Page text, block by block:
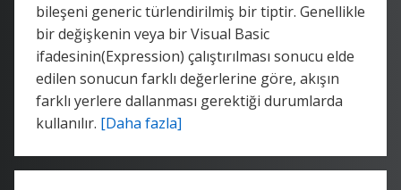
bileşeni generic türlendirilmiş bir tiptir. Genellikle
bir değişkenin veya bir Visual Basic
ifadesinin(Expression) çalıştırılması sonucu elde
edilen sonucun farklı değerlerine göre, akışın
farklı yerlere dallanması gerektiği durumlarda
kullanılır. [Daha fazla]